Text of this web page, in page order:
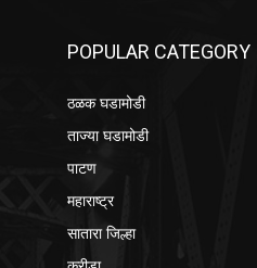
POPULAR CATEGORY
ठळक घडामोडी
ताज्या घडामोडी
पाटण
महाराष्ट्र
सातारा जिल्हा